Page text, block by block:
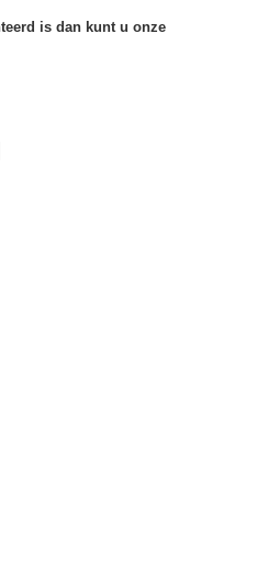
is dan kunt u onze